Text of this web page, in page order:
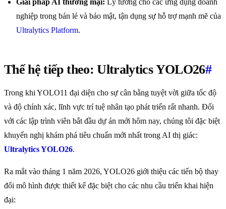
Giải pháp AI thương mại: Lý tưởng cho các ứng dụng doanh
nghiệp trong bán lẻ và bảo mật, tận dụng sự hỗ trợ mạnh mẽ của
Ultralytics Platform.
Thế hệ tiếp theo: Ultralytics YOLO26#
Trong khi YOLO11 đại diện cho sự cân bằng tuyệt vời giữa tốc độ
và độ chính xác, lĩnh vực trí tuệ nhân tạo phát triển rất nhanh. Đối
với các lập trình viên bắt đầu dự án mới hôm nay, chúng tôi đặc biệt
khuyến nghị khám phá tiêu chuẩn mới nhất trong AI thị giác:
Ultralytics YOLO26.
Ra mắt vào tháng 1 năm 2026, YOLO26 giới thiệu các tiến bộ thay
đổi mô hình được thiết kế đặc biệt cho các nhu cầu triển khai hiện
đại: